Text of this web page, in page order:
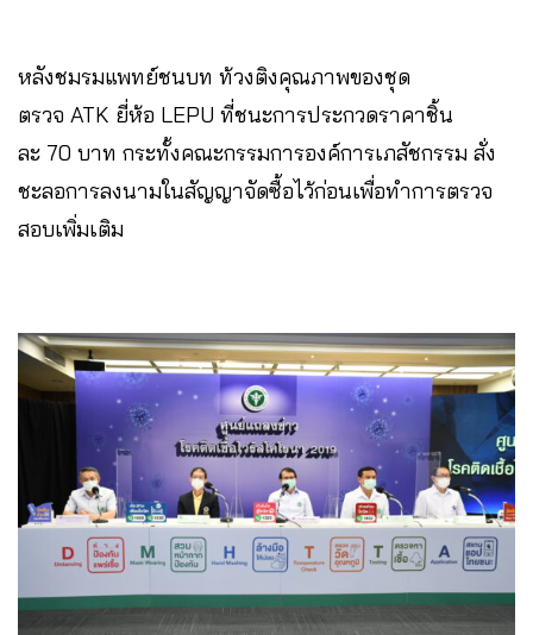
หลังชมรมแพทย์ชนบท ท้วงติงคุณภาพของชุด
ตรวจ ATK ยี่ห้อ LEPU ที่ชนะการประกวดราคาชิ้น
ละ 70 บาท กระทั้งคณะกรรมการองค์การเภสัชกรรม สั่ง
ชะลอการลงนามในสัญญาจัดซื้อไว้ก่อนเพื่อทำการตรวจ
สอบเพิ่มเติม